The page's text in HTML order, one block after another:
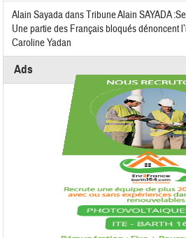
Alain SayadadansTribune Alain SAYADA
Une partie des Français bloqués dénoncent
Caroline Yadan
Ads